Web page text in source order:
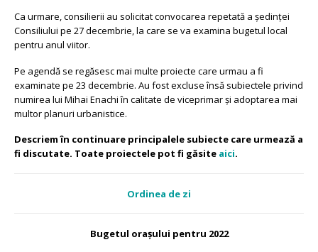
Ca urmare, consilierii au solicitat convocarea repetată a ședinței
Consiliului pe 27 decembrie, la care se va examina bugetul local
pentru anul viitor.
Pe agendă se regăsesc mai multe proiecte care urmau a fi
examinate pe 23 decembrie. Au fost excluse însă subiectele privind
numirea lui Mihai Enachi în calitate de viceprimar și adoptarea mai
multor planuri urbanistice.
Descriem în continuare principalele subiecte care urmează a
fi discutate. Toate proiectele pot fi găsite aici.
Ordinea de zi
Bugetul orașului pentru 2022